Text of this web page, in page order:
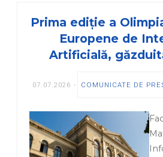
Prima ediție a
Europene de
Artificială,
07.07.2026 COMUNICATE DE